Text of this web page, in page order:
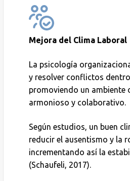
Mejora del Clima Laboral
La psicología
y resolver conflictos
promoviendo un ambiente
armonioso y colaborativo.
Según estudios, un buen
reducir el ausentismo y la
incrementando así la
(Schaufeli, 2017).